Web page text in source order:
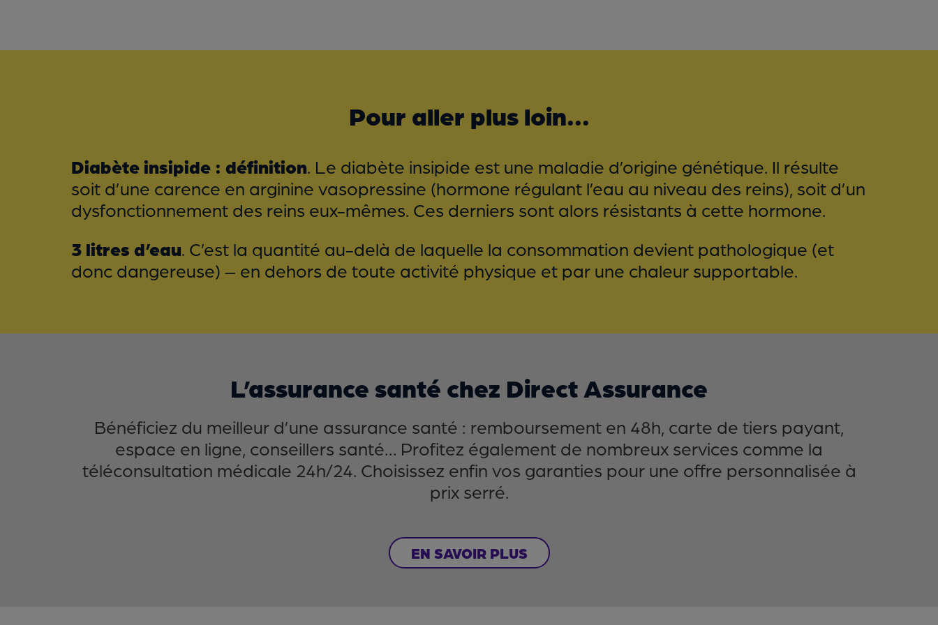
Pour aller plus loin...
Diabète insipide : définition. Le diabète insipide est une maladie d’origine génétique. Il résulte
soit d’une carence en arginine vasopressine (hormone régulant l’eau au niveau des reins), soit d’un
dysfonctionnement des reins eux-mêmes. Ces derniers sont alors résistants à cette hormone.
3 litres d’eau. C’est la quantité au-delà de laquelle la consommation devient pathologique (et
donc dangereuse) – en dehors de toute activité physique et par une chaleur supportable.
L’assurance santé chez Direct Assurance
Bénéficiez du meilleur d’une assurance santé : remboursement en 48h, carte de tiers payant,
espace en ligne, conseillers santé… Profitez également de nombreux services comme la
téléconsultation médicale 24h/24. Choisissez enfin vos garanties pour une offre personnalisée à
prix serré.
EN SAVOIR PLUS